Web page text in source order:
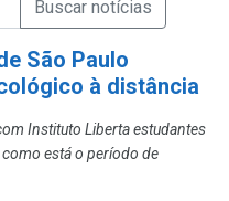
São Paulo
à distância
Instituto Liberta estudantes
está o período de